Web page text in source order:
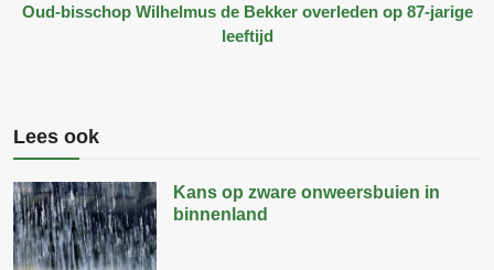
Oud-bisschop Wilhelmus de Bekker overleden op 87-jarige
leeftijd
Lees ook
Kans op zware onweersbuien in
binnenland